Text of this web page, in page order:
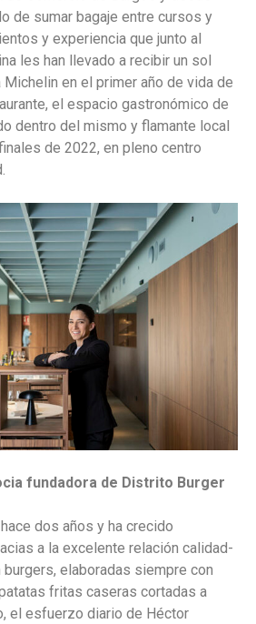
de sumar bagaje entre cursos y
y experiencia que junto al
les han llevado a recibir un sol
en el primer año de vida de
el espacio gastronómico de
dentro del mismo y flamante local
de 2022, en pleno centro
fundadora de Distrito Burger
dos años y ha crecido
a la excelente relación calidad-
elaboradas siempre con
fritas caseras cortadas a
el esfuerzo diario de Héctor